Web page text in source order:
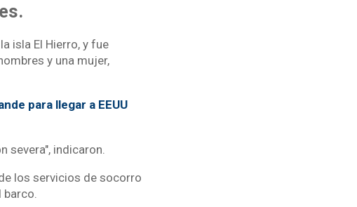
isla El Hierro, y fue
y una mujer,
para llegar a EEUU
severa", indicaron.
los servicios de socorro
barco.